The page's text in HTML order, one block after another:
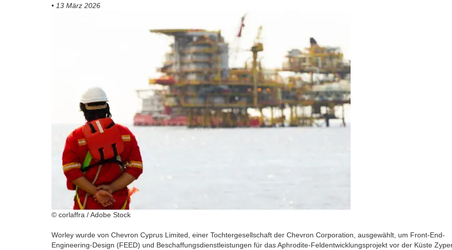
• 13 März 2026
© corlaffra / Adobe Stock
Worley wurde von Chevron Cyprus Limited, einer Tochtergesellschaft der Chevron Corporation, ausgewählt, um Front-End-
Engineering-Design (FEED) und Beschaffungsdienstleistungen für das Aphrodite-Feldentwicklungsprojekt vor der Küste